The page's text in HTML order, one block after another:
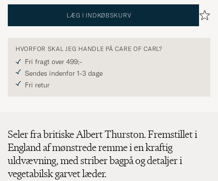
LÆG I INDKØBSKURV
HVORFOR SKAL JEG HANDLE PÅ CARE OF CARL?
Fri fragt over 499;-
Sendes indenfor 1-3 dage
Fri retur
Seler fra britiske Albert Thurston. Fremstillet i
England af mønstrede remme i en kraftig
uldvævning, med striber bagpå og detaljer i
vegetabilsk garvet læder.